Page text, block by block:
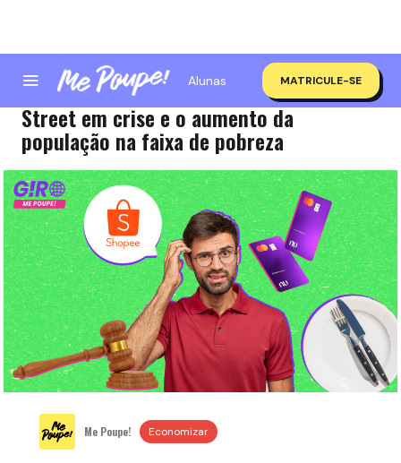
Alunas MATRICULE-SE
Giro Me Poupe! | PEC kamikaze, Wall
Street em crise e o aumento da
população na faixa de pobreza
Me Poupe! Economizar